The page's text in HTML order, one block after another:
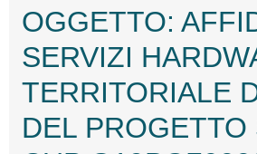
OGGETTO:
SERVIZI
TERRITORIALE
DEL